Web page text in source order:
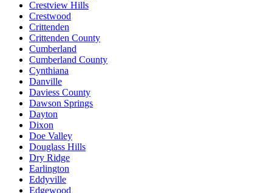
Crestview Hills
Crestwood
Crittenden
Crittenden County
Cumberland
Cumberland County
Cynthiana
Danville
Daviess County
Dawson Springs
Dayton
Dixon
Doe Valley
Douglass Hills
Dry Ridge
Earlington
Eddyville
Edgewood